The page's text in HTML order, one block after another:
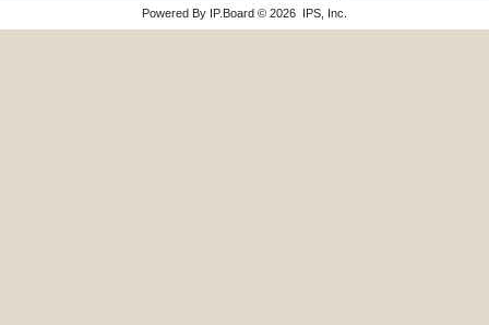
Powered By IP.Board© 2026 IPS, Inc